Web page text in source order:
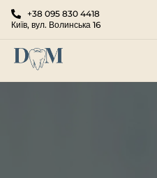
+38 095 830 4418
Київ, вул. Волинська 16